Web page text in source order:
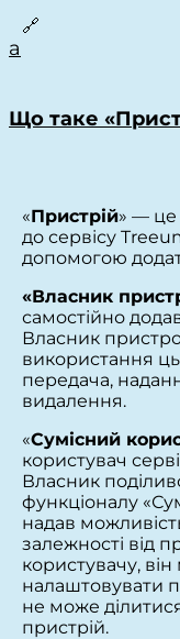
🔗
a
Що таке
«Пристрій» — це
до сервісу
допомогою
«Власник
самостійно
Власник
використання
передача,
видалення.
«Сумісний
користувач
Власник
функціоналу
надав
залежності від
користувачу,
налаштовувати
не може
пристрій.